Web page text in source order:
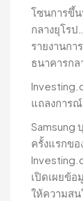
โซนการขึ้
กลางยุโรป
รายงานกา
ธนาคารกล
แถลงการณ์
Samsung
ครั้งแรกข
เปิดเผยข้อ
ให้ความสน